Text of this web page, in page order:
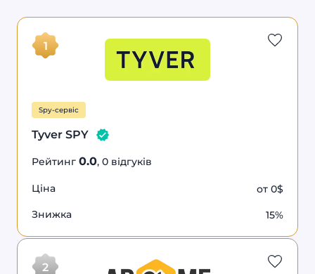
Tyver
SPY
1
Spy-сервіс
Tyver SPY
Рейтинг 0.0, 0 відгуків
Ціна от 0$
Знижка 15%
Adheart
Spy-
2